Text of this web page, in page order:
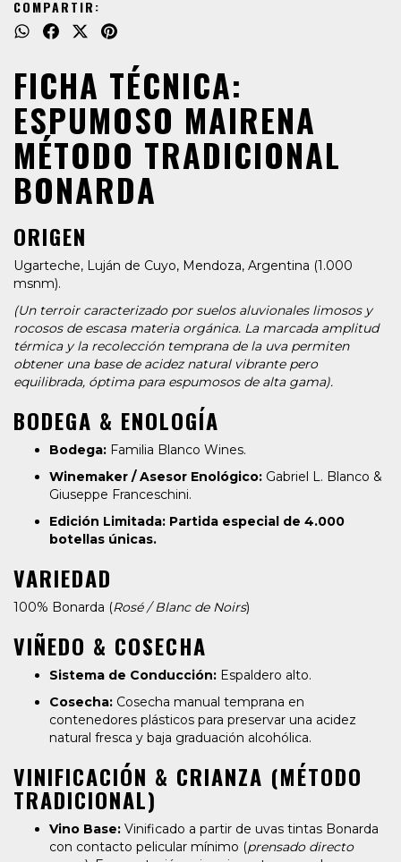
COMPARTIR:
FICHA TÉCNICA:
ESPUMOSO MAIRENA
MÉTODO TRADICIONAL
BONARDA
ORIGEN
Ugarteche, Luján de Cuyo, Mendoza, Argentina (1.000
msnm).
(Un terroir caracterizado por suelos aluvionales limosos y
rocosos de escasa materia orgánica. La marcada amplitud
térmica y la recolección temprana de la uva permiten
obtener una base de acidez natural vibrante pero
equilibrada, óptima para espumosos de alta gama).
BODEGA & ENOLOGÍA
Bodega: Familia Blanco Wines.
Winemaker / Asesor Enológico: Gabriel L. Blanco &
Giuseppe Franceschini.
Edición Limitada: Partida especial de 4.000
botellas únicas.
VARIEDAD
100% Bonarda (Rosé / Blanc de Noirs)
VIÑEDO & COSECHA
Sistema de Conducción: Espaldero alto.
Cosecha: Cosecha manual temprana en
contenedores plásticos para preservar una acidez
natural fresca y baja graduación alcohólica.
VINIFICACIÓN & CRIANZA (MÉTODO
TRADICIONAL)
Vino Base: Vinificado a partir de uvas tintas Bonarda
con contacto pelicular mínimo (prensado directo